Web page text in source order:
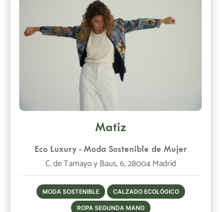
Matiz
Eco Luxury - Moda Sostenible de Mujer
C. de Tamayo y Baus, 6, 28004 Madrid
MODA SOSTENIBLE CALZADO ECOLÓGICO
ROPA SEGUNDA MANO